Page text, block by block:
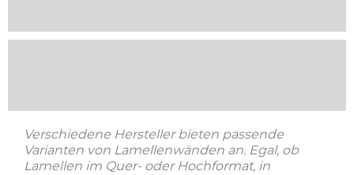
Verschiedene Hersteller bieten passende
Varianten von Lamellenwänden an. Egal, ob
Lamellen im Quer- oder Hochformat, in